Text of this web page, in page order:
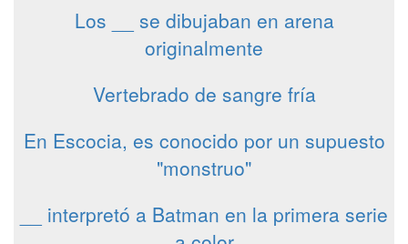
Los __ se dibujaban en arena
originalmente
Vertebrado de sangre fría
En Escocia, es conocido por un supuesto
"monstruo"
__ interpretó a Batman en la primera serie